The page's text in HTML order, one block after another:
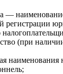
(при